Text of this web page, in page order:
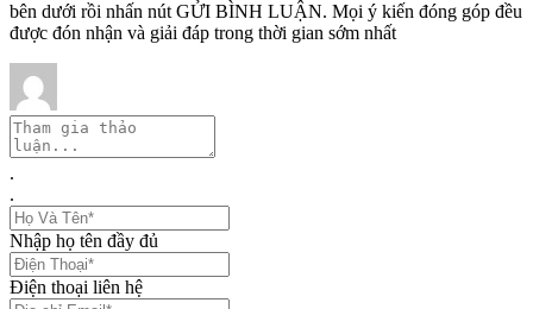
bên dưới rồi nhấn nút GỬI BÌNH LUẬN. Mọi ý kiến đóng góp đều
được đón nhận và giải đáp trong thời gian sớm nhất
.
.
Nhập họ tên đầy đủ
Điện thoại liên hệ